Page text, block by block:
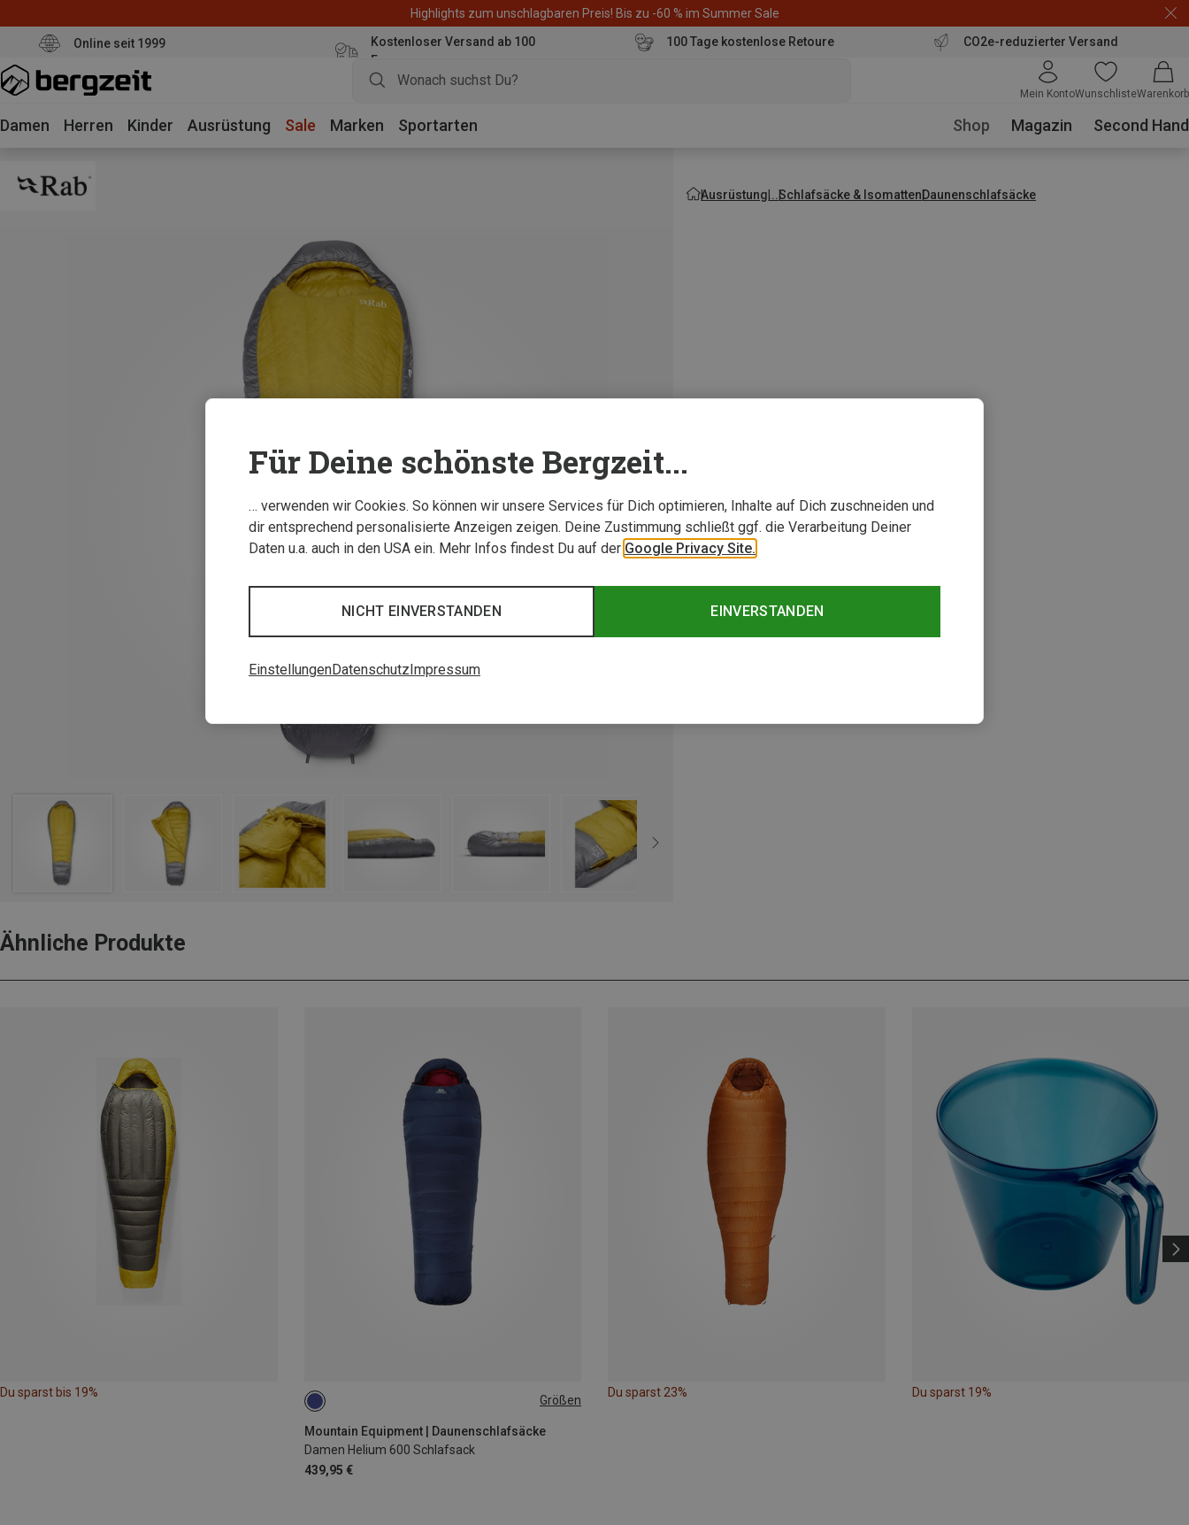
Highlights zum unschlagbaren Preis! Bis zu -60 % im Summer Sale
Online seit 1999
Kostenloser Versand ab 100
Euro
100 Tage kostenlose Retoure CO2e-reduzierter Versand
Mein KontoWunschlisteWarenkorb
Damen Herren Kinder Ausrüstung Sale Marken Sportarten Shop Magazin Second Hand
Ausrüstung Schlafsäcke & IsomattenDaunenschlafsäcke
Ähnliche Produkte
Du sparst bis 19%
Größen
Mountain Equipment | Daunenschlafsäcke
Damen Helium 600 Schlafsack
439,95 €
MAX. 185CM | LEFT
Du sparst 23% Du sparst 19%
Für Deine schönste Bergzeit...
… verwenden wir Cookies. So können wir unsere Services für Dich optimieren, Inhalte auf Dich zuschneiden und
dir entsprechend personalisierte Anzeigen zeigen. Deine Zustimmung schließt ggf. die Verarbeitung Deiner
Daten u.a. auch in den USA ein. Mehr Infos findest Du auf der Google Privacy Site.
EINVERSTANDEN
NICHT EINVERSTANDEN
EinstellungenDatenschutz Impressum